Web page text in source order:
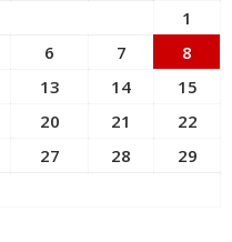
1
6 7
8
13 14
15
20 21
22
27 28
29